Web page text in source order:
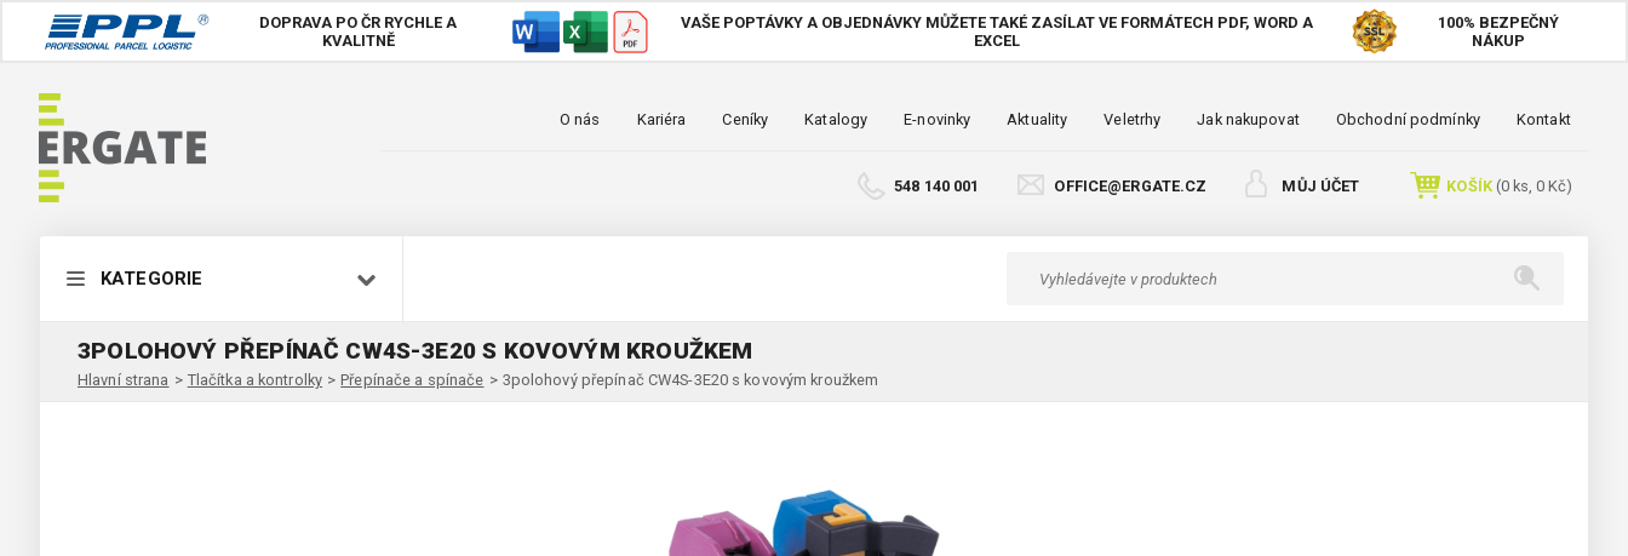
DOPRAVA PO ČR RYCHLE A
KVALITNĚ
VAŠE POPTÁVKY A OBJEDNÁVKY MŮŽETE TAKÉ ZASÍLAT VE FORMÁTECH PDF, WORD A
EXCEL
100% BEZPEČNÝ
NÁKUP
O nás Kariéra Ceníky Katalogy E-novinky Aktuality Veletrhy Jak nakupovat Obchodní podmínky Kontakt
548 140 001 OFFICE@ERGATE.CZ MŮJ ÚČET KOŠÍK(0ks, 0 Kč)
KATEGORIE
3POLOHOVÝ PŘEPÍNAČ CW4S-3E20 S KOVOVÝM KROUŽKEM
Hlavní strana > Tlačítka a kontrolky > Přepínače a spínače > 3polohový přepínač CW4S-3E20 s kovovým kroužkem